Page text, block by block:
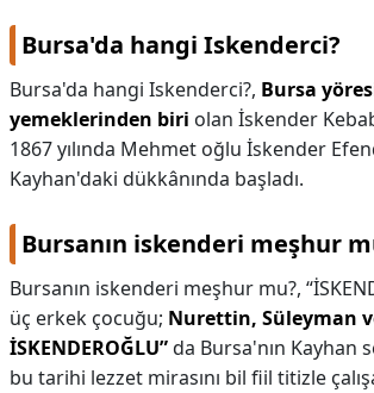
Bursa'da hangi Iskenderci?
Bursa'da hangi Iskenderci?, Bursa
yemeklerinden biri olan İskender
1867 yılında Mehmet oğlu İskender
Kayhan'daki dükkânında başladı.
Bursanın iskenderi meşhur
Bursanın iskenderi meşhur mu?,
üç erkek çocuğu; Nurettin, Süleyman
İSKENDEROĞLU”da Bursa'nın Kayhan
bu tarihi lezzet mirasını bil fiil titizle